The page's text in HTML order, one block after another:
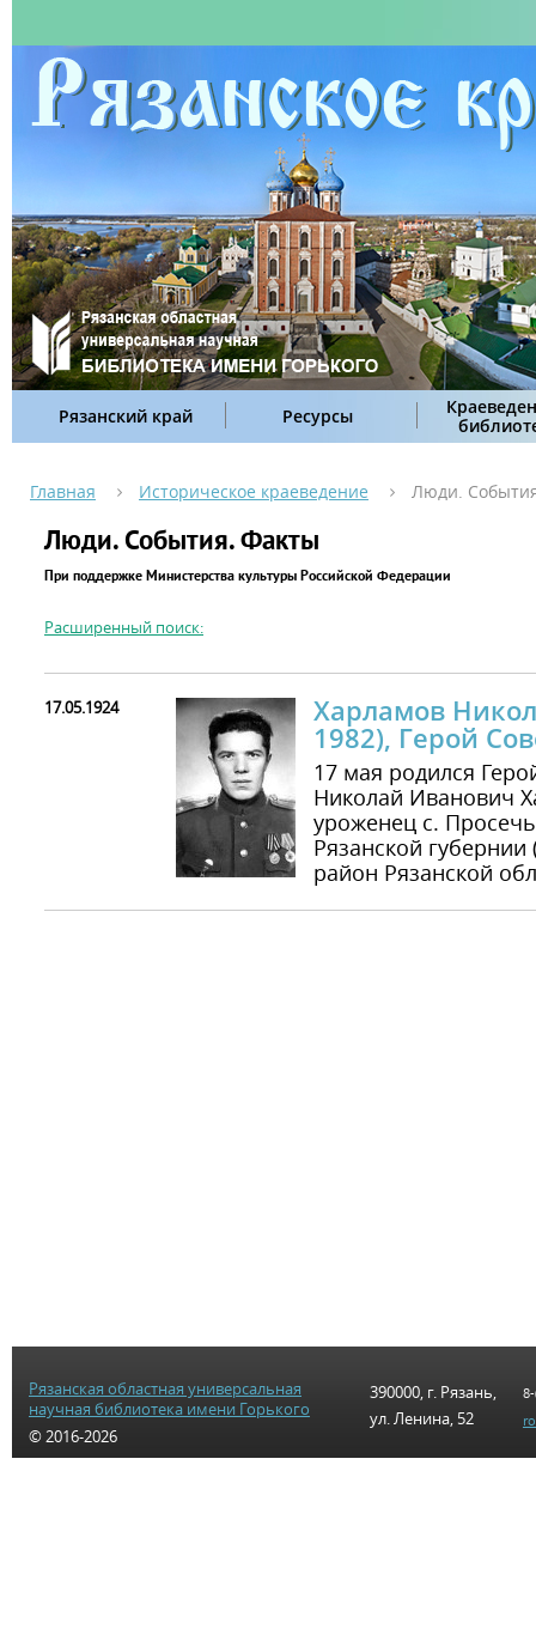
Рязанский край Ресурсы
Главная Историческое краеведение Люди.
Люди. События. Факты
При поддержке Министерства культуры Российской Федерации
Расширенный поиск:
17.05.1924 Харламов
1982), Герой
17 мая родился
Николай Иванович
уроженец с.
Рязанской
район Рязанской
Рязанская областная универсальная
научная библиотека имени Горького
© 2016-2026
390000, г. Рязань,
ул. Ленина, 52